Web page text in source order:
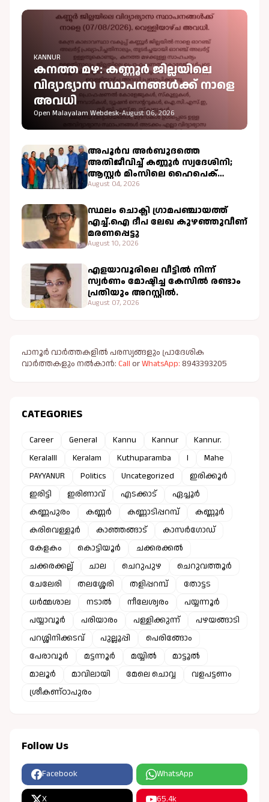
KANNUR
കനത്ത മഴ: കണ്ണൂർ ജില്ലയിലെ
വിദ്യാഭ്യാസ സ്ഥാപനങ്ങൾക്ക് നാളെ
അവധി
Open Malayalam Webdesk-August 06, 2026
അപൂർവ അർബുദത്തെ
അതിജീവിച്ച് കണ്ണൂർ സ്വദേശിനി;
ആസ്റ്റർ മിംസിലെ ഹൈപെക്
ചികിത്സ വിജയകരം
August 04, 2026
സ്ഥലം ചൊക്ലി ഗ്രാമപഞ്ചായത്ത്
എച്ച്.ഐ ദീപ ലേഖ കുഴഞ്ഞുവീണ്
മരണപ്പെട്ടു
August 10, 2026
എളയാവൂരിലെ വീട്ടിൽ നിന്ന്
സ്വർണം മോഷ്ടിച്ച കേസിൽ രണ്ടാം
പ്രതിയും അറസ്റ്റിൽ.
August 07, 2026
പാനൂർ വാർത്തകളിൽ പരസ്യങ്ങളും പ്രാദേശിക
വാർത്തകളും നൽകാൻ: Call orWhatsApp: 8943393205
CATEGORIES
Career General Kannu Kannur
Kannur.
Keralalll
Keralam Kuthuparamba l
Mahe
PAYYANUR
Politics Uncategorized
ഇരിക്കൂർ
ഇരിട്ടി
ഇരിണാവ് എടക്കാട്
ഏച്ചൂർ
കണ്ണപുരം
കണ്ണർ കണ്ണാടിപ്പറമ്പ്
കണ്ണൂർ
കരിവെള്ളൂർ
കാഞ്ഞങ്ങാട്
കാസർഗോഡ്
കേളകം
കൊട്ടിയൂർ
ചക്കരക്കൽ
ചക്കരക്കല്ല്
ചാല ചെറുപുഴ
ചെറുവത്തൂർ
ചേലേരി
തലശ്ശേരി തളിപ്പറമ്പ്
തോട്ടട
ധർമ്മശാല
നടാൽ നീലേശ്വരം
പയ്യന്നൂർ
പയ്യാവൂർ
പരിയാരം പള്ളിക്കുന്ന്
പഴയങ്ങാടി
പറശ്ശിനിക്കടവ്
പുല്ലൂപ്പി
പെരിങ്ങോം
പേരാവൂർ
മട്ടന്നൂർ മയ്യിൽ
മാട്ടൂൽ
മാലൂർ
മാവിലായി മേലെ ചൊവ്വ
വളപട്ടണം
ശ്രീകണ്ഠാപുരം
Follow Us
Facebook WhatsApp
X 65.4k